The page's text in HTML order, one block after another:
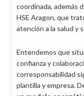
coordinada, además
HSE Aragon, que
atención a la salud y
Entendemos que
confianza y
corresponsabilidad
plantilla y empresa.